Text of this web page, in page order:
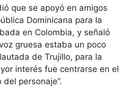
que se apoyó en amigos
Dominicana para la
en Colombia, y señaló
gruesa estaba un poco
de Trujillo, para la
interés fue centrarse en el
personaje”.